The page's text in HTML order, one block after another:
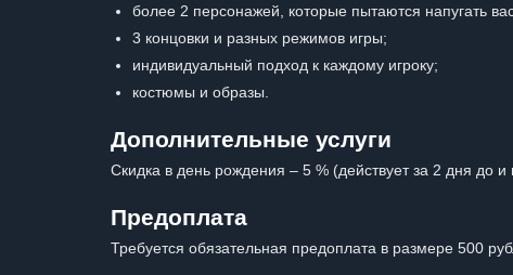
более 2 персонажей, которые пытаются напугать
3 концовки и разных режимов игры;
индивидуальный подход к каждому игроку;
костюмы и образы.
Дополнительные услуги
Скидка в день рождения – 5 % (действует за 2 дня до и
Предоплата
Требуется обязательная предоплата в размере 500